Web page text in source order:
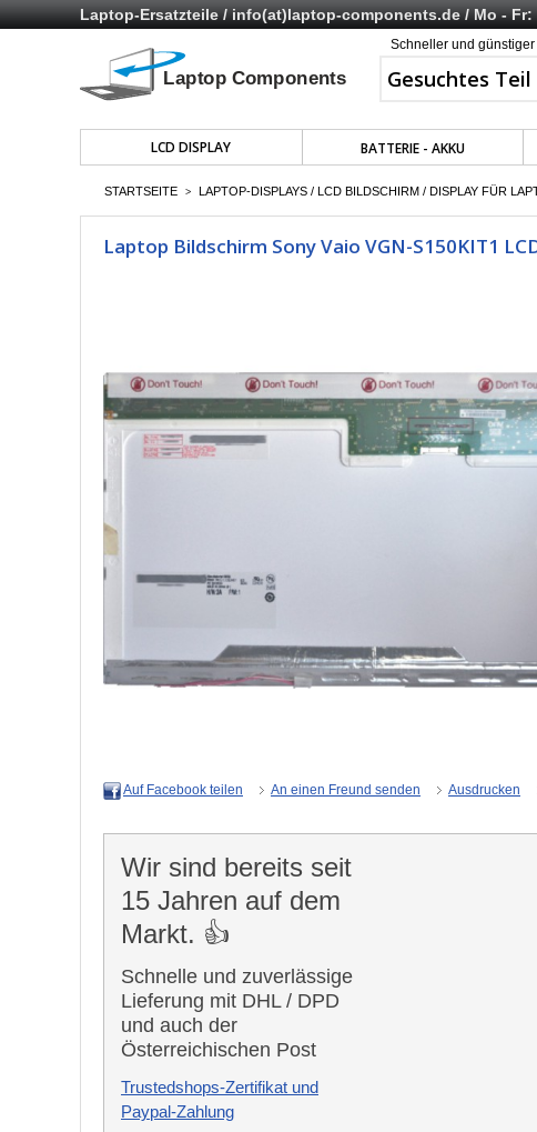
Laptop-Ersatzteile /info(at)laptop-components.de/ Mo - Fr:
Schneller und günstiger
LCD DISPLAY BATTERIE - AKKU
STARTSEITE > LAPTOP-DISPLAYS / LCD BILDSCHIRM / DISPLAY FÜR
Laptop Bildschirm Sony Vaio VGN-S150KIT1
Auf Facebook teilen An einen Freund senden Ausdrucken
Wir sind bereits seit
15 Jahren auf dem
Markt. 👍
Schnelle und zuverlässige
Lieferung mit DHL / DPD
und auch der
Österreichischen Post
Trustedshops-Zertifikat und
Paypal-Zahlung